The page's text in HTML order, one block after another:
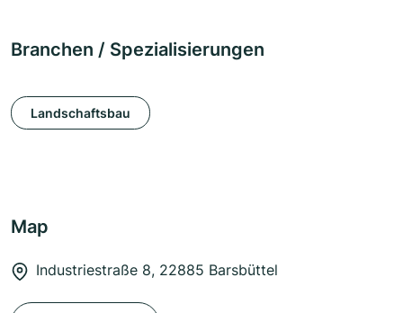
Branchen / Spezialisierungen
Landschaftsbau
Map
Industriestraße 8, 22885 Barsbüttel